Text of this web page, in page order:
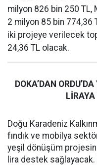
milyon 826 bin 250 TL,
2 milyon 85 bin
iki projeye verilecek
24,36 TL olacak.
DOKA’DAN
Doğu Karadeniz
fındık ve mobilya
yeşil dönüşüm
lira destek